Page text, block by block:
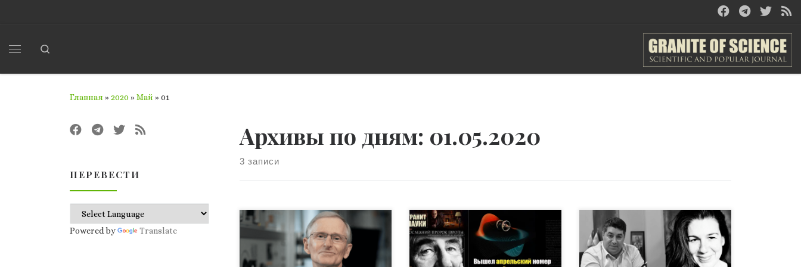
Главная »2020 »Май »01
Архивы по дням: 01.05.2020
3 записи
Автор: профессор
Технологического института
Нью-Джерси Леонид
Сегодня, 1 мая, вышел
апрельский печатный номер
журнала «Гранит науки». Он
Профессор медиа и
коммуникации в Лестерском
университете
ПЕРЕВЕСТИ
Powered by Translate